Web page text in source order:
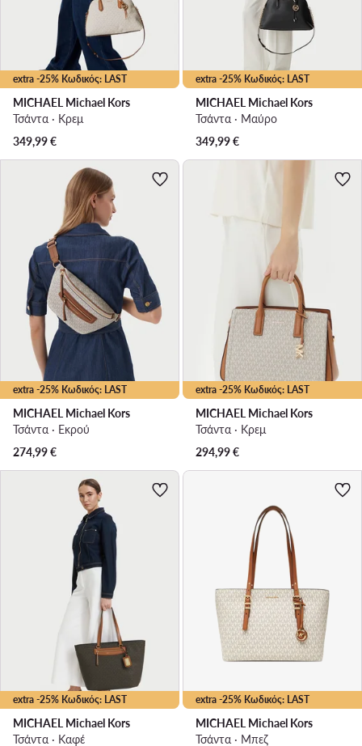
extra -25% Κωδικός: LAST
MICHAEL Michael Kors
Τσάντα · Κρεμ
349,99€
extra -25% Κωδικός: LAST
MICHAEL Michael Kors
Τσάντα · Μαύρο
349,99€
extra -25% Κωδικός: LAST
MICHAEL Michael Kors
Τσάντα · Εκρού
274,99€
extra -25% Κωδικός: LAST
MICHAEL Michael Kors
Τσάντα · Κρεμ
294,99€
extra -25% Κωδικός: LAST
MICHAEL Michael Kors
Τσάντα · Καφέ
extra -25% Κωδικός: LAST
MICHAEL Michael Kors
Τσάντα · Μπεζ